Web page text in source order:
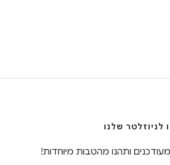
לניוזלטר שלנו
ותהנו מהטבות מיוחדות!